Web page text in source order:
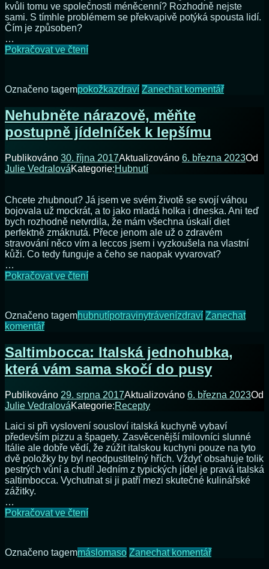
kvůli tomu ve společnosti méněcenní? Rozhodně nejste
sami. S tímhle problémem se překvapivě potýká spousta lidí.
Čím je způsoben?
…
Pokračovat ve čteníZa
mohou
mužské
Označeno tagempokožkazdraví Zanechat komentářna
hormony
Nehubněte nárazově, měňte
postupně jídelníček k lepšímu
Publikováno 30. října 2017Aktualizováno 6. března 2023Od
Julie VedralováKategorie:Hubnutí
Chcete zhubnout? Já jsem ve svém životě se svojí váhou
bojovala už mockrát, a to jako mladá holka i dneska. Ani teď
bych rozhodně netvrdila, že mám všechna úskalí diet
perfektně zmáknutá. Přece jenom ale už o zdravém
stravování něco vím a leccos jsem i vyzkoušela na vlastní
kůži. Co tedy funguje a čeho se naopak vyvarovat?
…
Pokračovat ve čteníNehubněte
jídelníček
Označeno tagemhubnutípotravinytrávenízdraví Zanechat
komentářna
nárazově,
měňte
postupně
jídelníček
k
lepšímu
Saltimbocca: Italská jednohubka,
která vám sama skočí do pusy
Publikováno 29. srpna 2017Aktualizováno 6. března 2023Od
Julie VedralováKategorie:Recepty
Laici si při vyslovení sousloví italská kuchyně vybaví
především pizzu a špagety. Zasvěcenější milovníci slunné
Itálie ale dobře vědí, že zúžit italskou kuchyni pouze na tyto
dvě položky by byl neodpustitelný hřích. Vždyť obsahuje tolik
pestrých vůní a chutí! Jedním z typických jídel je pravá italská
saltimbocca. Vychutnat si ji patří mezi skutečné kulinářské
zážitky.
…
Pokračovat ve čteníSaltimbocca:
vám
Označeno tagemmáslomaso Zanechat komentářna